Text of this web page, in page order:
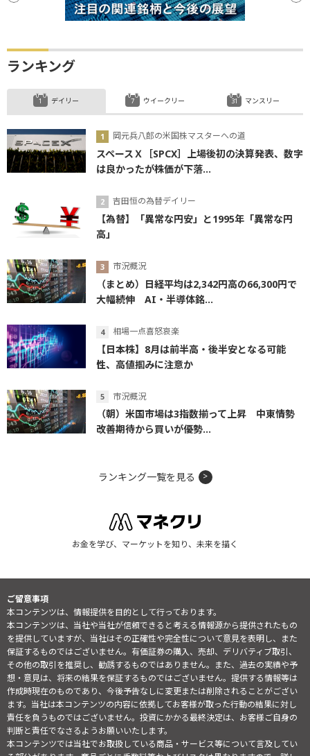
ランキング
デイリー
岡元兵八郎の米国株マスターへの道
スペースＸ［SPCX］上場後初の決算発表、数字
は良かったが株価が下落...
吉田恒の為替デイリー
【為替】「異常な円安」と1995年「異常な円
高」
市況概況
（まとめ）日経平均は2,342円高の66,300円で
大幅続伸 AI・半導体銘...
相場一点喜怒哀楽
【日本株】8月は前半高・後半安となる可能
性、高値掴みに注意か
市況概況
（朝）米国市場は3指数揃って上昇 中東情勢
改善期待から買いが優勢...
ウイークリー マンスリー
ランキング一覧を見る
お金を学び、マーケットを知り、未来を描く
ご留意事項
本コンテンツは、情報提供を目的として行っております。
本コンテンツは、当社や当社が信頼できると考える情報源から提供されたもの
を提供していますが、当社はその正確性や完全性について意見を表明し、また
保証するものではございません。有価証券の購入、売却、デリバティブ取引、
その他の取引を推奨し、勧誘するものではありません。また、過去の実績や予
想・意見は、将来の結果を保証するものではございません。提供する情報等は
作成時現在のものであり、今後予告なしに変更または削除されることがござい
ます。当社は本コンテンツの内容に依拠してお客様が取った行動の結果に対し
責任を負うものではございません。投資にかかる最終決定は、お客様ご自身の
判断と責任でなさるようお願いいたします。
本コンテンツでは当社でお取扱している商品・サービス等について言及してい